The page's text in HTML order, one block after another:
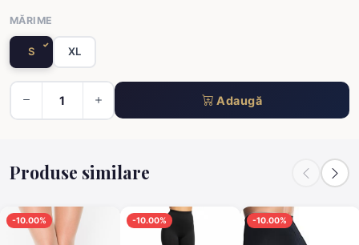
MĂRIME
S XL
Adaugă
Produse similare
-10.00% -10.00% -10.00%